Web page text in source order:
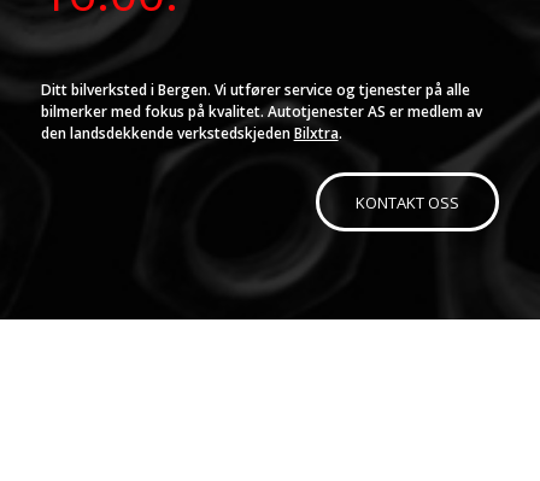
Ditt bilverksted i Bergen. Vi utfører service og tjenester på alle
bilmerker med fokus på kvalitet. Autotjenester AS er medlem av
den landsdekkende verkstedskjedenBilxtra.
KONTAKT OSS